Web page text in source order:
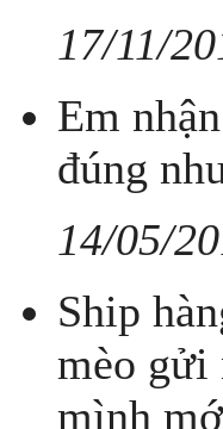
17/11/
Em
đúng
14/05/
Ship
mèo gửi
mình